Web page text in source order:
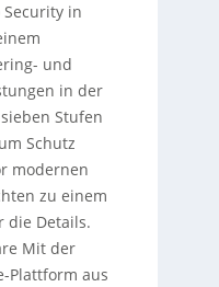
in
und
in der
Stufen
Schutz
modernen
zu einem
die Details.
Mit der
Plattform aus